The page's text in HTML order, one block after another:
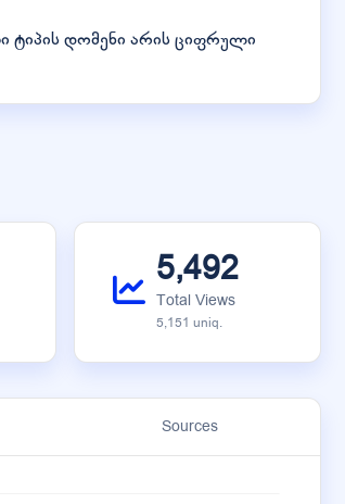
ტიპის დომენი არის ციფრული
5,492
Total Views
5,151 uniq.
Sources